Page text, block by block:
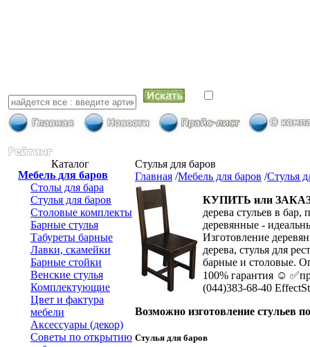
Каталог
Мебель для баров
Столы для бара
Стулья для баров
Столовые комплекты
Барные стулья
Табуреты барные
Лавки, скамейки
Барные стойки
Венские стулья
Комплектующие
Цвет и фактура
мебели
Аксессуары (декор)
Советы по открытию
Стулья для баров
Главная /Мебель для баров /Стулья
КУПИТЬ или
дерева стульев в
деревянные -
Изготовление
дерева, стулья для
барные и столовые.
100% гарантия ☺
(044)383-68-40
Возможно изготовление стульев
Стулья для баров